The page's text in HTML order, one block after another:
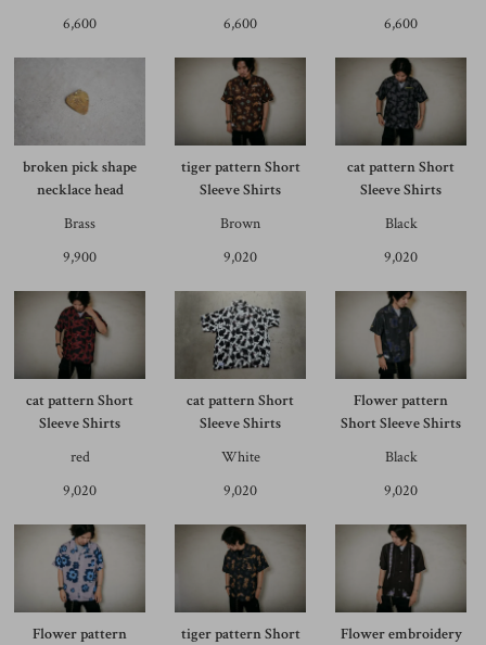
6,600
6,600
6,600
broken pick shape
necklace head
Brass
9,900
tiger pattern Short
Sleeve Shirts
Brown
9,020
cat pattern Short
Sleeve Shirts
Black
9,020
cat pattern Short
Sleeve Shirts
red
9,020
cat pattern Short
Sleeve Shirts
White
9,020
Flower pattern
Short Sleeve Shirts
Black
9,020
Flower pattern
tiger pattern Short
Flower embroidery